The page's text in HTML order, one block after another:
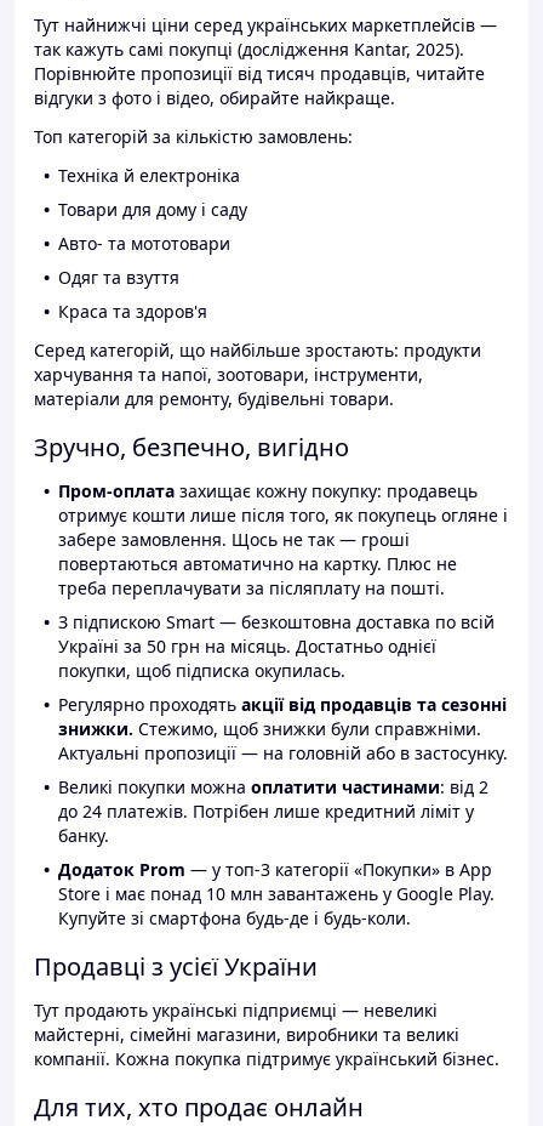
Тут найнижчі ціни серед українських маркетплейсів —
так кажуть самі покупці (дослідження Kantar, 2025).
Порівнюйте пропозиції від тисяч продавців, читайте
відгуки з фото і відео, обирайте найкраще.
Топ категорій за кількістю замовлень:
Техніка й електроніка
Товари для дому і саду
Авто- та мототовари
Одяг та взуття
Краса та здоров'я
Серед категорій, що найбільше зростають: продукти
харчування та напої, зоотовари, інструменти,
матеріали для ремонту, будівельні товари.
Зручно, безпечно, вигідно
Пром-оплата захищає кожну покупку: продавець
отримує кошти лише після того, як покупець огляне і
забере замовлення. Щось не так — гроші
повертаються автоматично на картку. Плюс не
треба переплачувати за післяплату на пошті.
З підпискою Smart — безкоштовна доставка по всій
Україні за 50 грн на місяць. Достатньо однієї
покупки, щоб підписка окупилась.
Регулярно проходять акції від продавців та сезонні
знижки. Стежимо, щоб знижки були справжніми.
Актуальні пропозиції — на головній або в застосунку.
Великі покупки можна оплатити частинами: від 2
до 24 платежів. Потрібен лише кредитний ліміт у
банку.
Додаток Prom — у топ-3 категорії «Покупки» в App
Store і має понад 10 млн завантажень у Google Play.
Купуйте зі смартфона будь-де і будь-коли.
Продавці з усієї України
Тут продають українські підприємці — невеликі
майстерні, сімейні магазини, виробники та великі
компанії. Кожна покупка підтримує український бізнес.
Для тих, хто продає онлайн